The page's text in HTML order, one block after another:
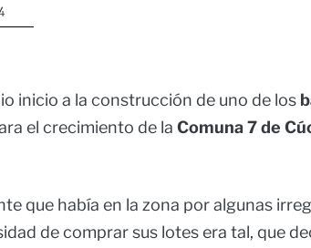
inicio a la construcción de uno de los
el crecimiento de la Comuna 7 de
que había en la zona por algunas
de comprar sus lotes era tal, que